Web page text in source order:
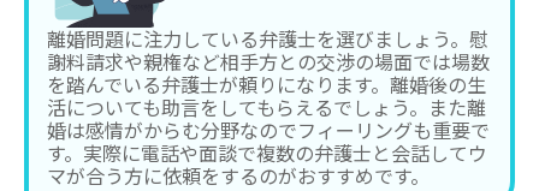
離婚問題に注力している弁護士を選びましょう。慰
謝料請求や親権など相手方との交渉の場面では場数
を踏んでいる弁護士が頼りになります。離婚後の生
活についても助言をしてもらえるでしょう。また離
婚は感情がからむ分野なのでフィーリングも重要で
す。実際に電話や面談で複数の弁護士と会話してウ
マが合う方に依頼をするのがおすすめです。